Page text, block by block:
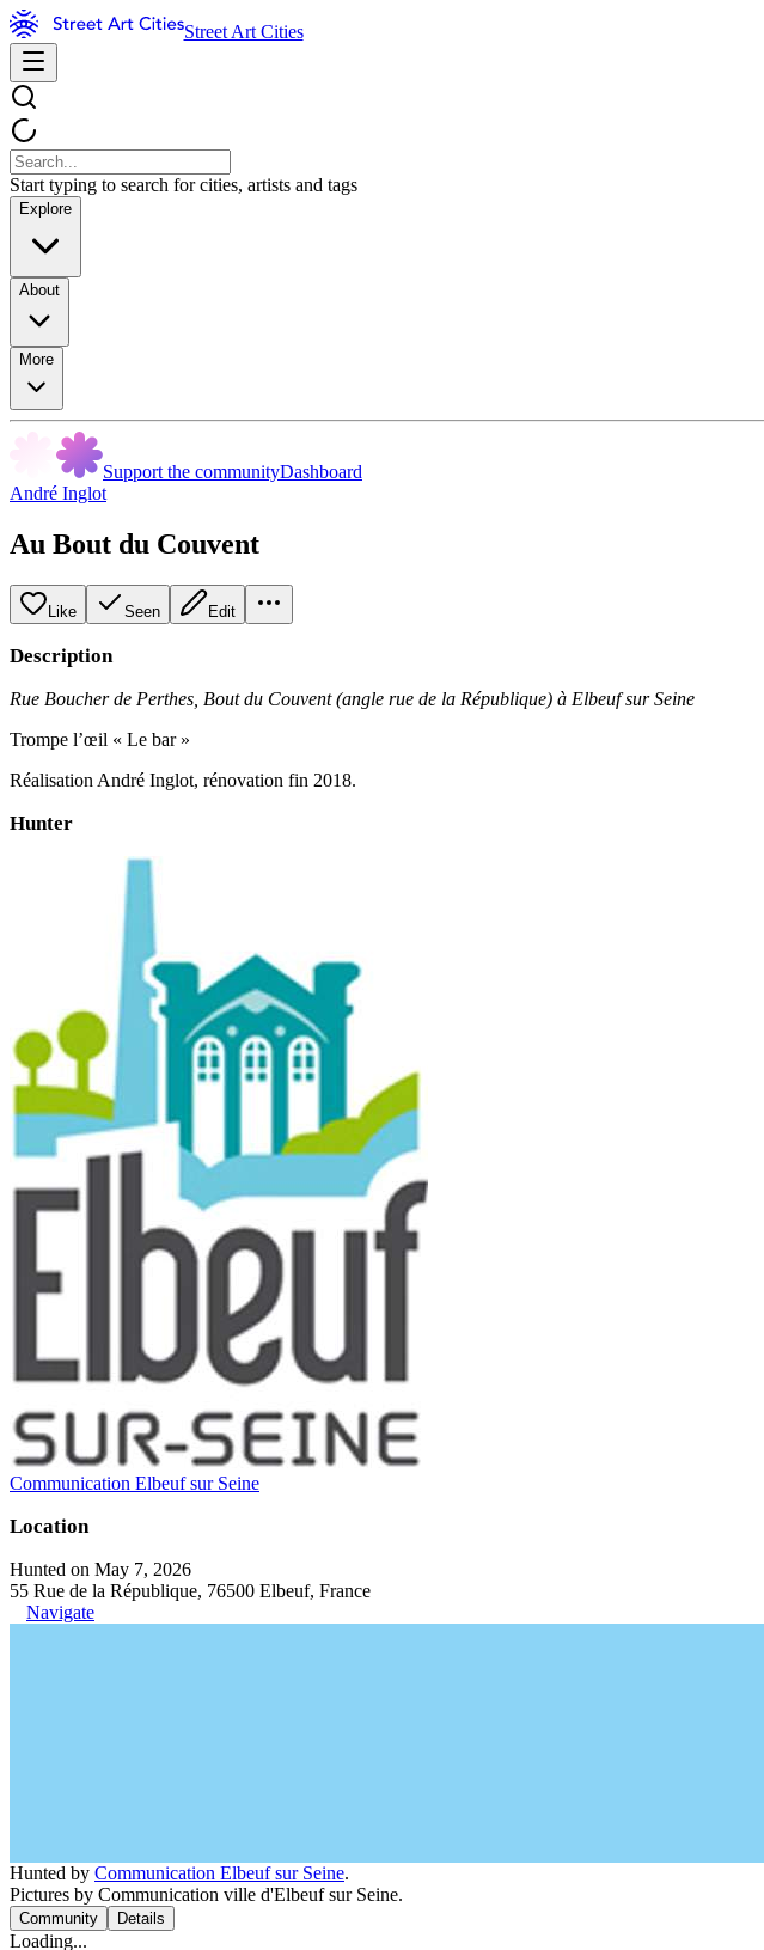
Street Art Cities
Start typing to search for cities, artists and tags
Explore
About
More
Support the communityDashboard
André Inglot
Au Bout du Couvent
Like Seen Edit
Description
Rue Boucher de Perthes, Bout du Couvent (angle rue de la République) à Elbeuf sur Seine
Trompe l’œil « Le bar »
Réalisation André Inglot, rénovation fin 2018.
Hunter
Communication Elbeuf sur Seine
Location
Hunted on May 7, 2026
55 Rue de la République, 76500 Elbeuf, France
Navigate
Hunted by Communication Elbeuf sur Seine.
Pictures by Communication ville d'Elbeuf sur Seine.
Community Details
Loading...